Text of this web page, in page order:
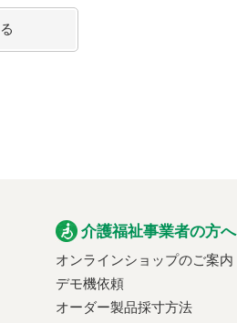
介護福祉事業者の方へ
オンラインショップのご案内
デモ機依頼
オーダー製品採寸方法